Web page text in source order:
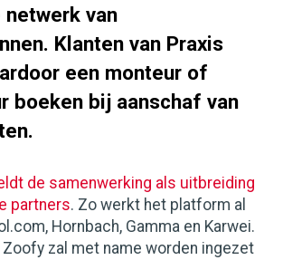
netwerk van
Klanten van Praxis
een monteur of
boeken bij aanschaf van
de samenwerking als uitbreiding
partners. Zo werkt het platform al
Hornbach, Gamma en Karwei.
Zoofy zal met name worden ingezet